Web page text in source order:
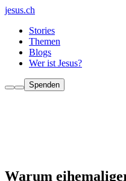
jesus.ch
Stories
Themen
Blogs
Wer ist Jesus?
Spenden
Warum